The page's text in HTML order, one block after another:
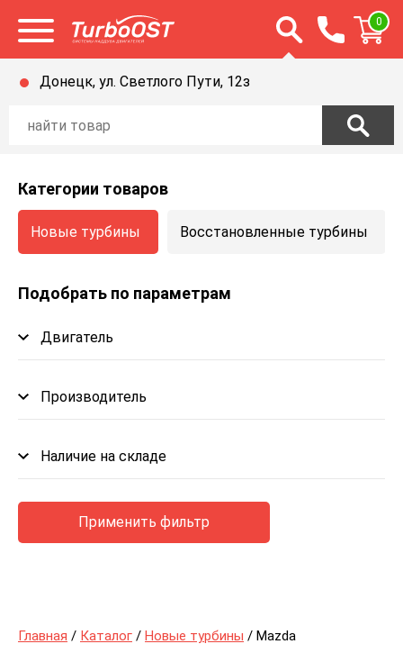
Открыть меню Открыть строку
0
Донецк, ул. Светлого Пути, 12з
Категории товаров
Новые турбины Восстановленные турбины
Подобрать по параметрам
Двигатель
Производитель
Наличие на складе
Применить фильтр
Главная / Каталог / Новые турбины / Mazda